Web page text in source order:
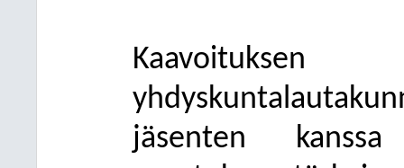
Kaavoituksen
jäsenten kanssa